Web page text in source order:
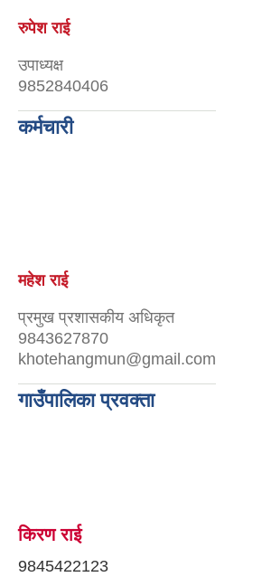
रुपेश राई
उपाध्यक्ष
9852840406
कर्मचारी
महेश राई
प्रमुख प्रशासकीय अधिकृत
9843627870
khotehangmun@gmail.com
गाउँपालिका प्रवक्ता
किरण राई
9845422123